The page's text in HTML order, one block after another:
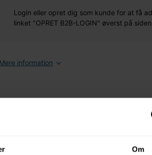
Om
Login eller opret dig som kunde for at få
linket "OPRET B2B-LOGIN" øverst på
Mere information